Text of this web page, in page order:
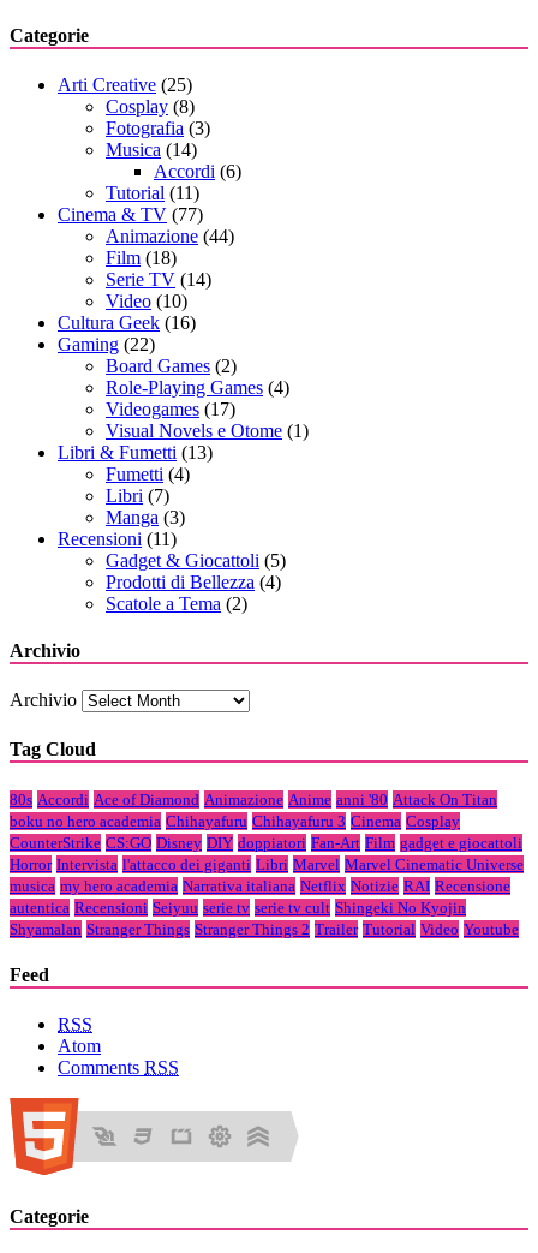
Categorie
Arti Creative (25)
Cosplay (8)
Fotografia (3)
Musica (14)
Accordi (6)
Tutorial (11)
Cinema & TV (77)
Animazione (44)
Film (18)
Serie TV (14)
Video (10)
Cultura Geek (16)
Gaming (22)
Board Games (2)
Role-Playing Games (4)
Videogames (17)
Visual Novels e Otome (1)
Libri & Fumetti (13)
Fumetti (4)
Libri (7)
Manga (3)
Recensioni (11)
Gadget & Giocattoli (5)
Prodotti di Bellezza (4)
Scatole a Tema (2)
Archivio
Archivio
Tag Cloud
80s Accordi Ace of Diamond Animazione Anime anni '80 Attack On Titan
boku no hero academia Chihayafuru Chihayafuru 3 Cinema Cosplay
CounterStrike CS:GO Disney DIY doppiatori Fan-Art Film gadget e giocattoli
Horror Intervista l'attacco dei giganti Libri Marvel Marvel Cinematic Universe
musica my hero academia Narrativa italiana Netflix Notizie RAI Recensione
autentica Recensioni Seiyuu serie tv serie tv cult Shingeki No Kyojin
Shyamalan Stranger Things Stranger Things 2 Trailer Tutorial Video Youtube
Feed
RSS
Atom
Comments RSS
Categorie